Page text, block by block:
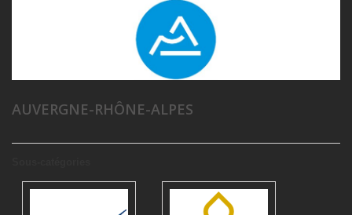
AUVERGNE-RHÔNE-ALPES